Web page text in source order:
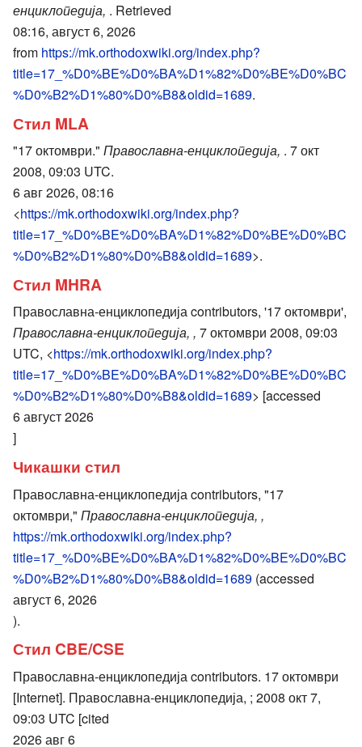
енциклопедија, . Retrieved
08:16, август 6, 2026
from https://mk.orthodoxwiki.org/index.php?
title=17_%D0%BE%D0%BA%D1%82%D0%BE%D0%BC
%D0%B2%D1%80%D0%B8&oldid=1689.
Стил MLA
"17 октомври." Православна-енциклопедија, . 7 окт
2008, 09:03 UTC.
6 авг 2026, 08:16
<https://mk.orthodoxwiki.org/index.php?
title=17_%D0%BE%D0%BA%D1%82%D0%BE%D0%BC
%D0%B2%D1%80%D0%B8&oldid=1689>.
Стил MHRA
Православна-енциклопедија contributors, '17 октомври',
Православна-енциклопедија, , 7 октомври 2008, 09:03
UTC, <https://mk.orthodoxwiki.org/index.php?
title=17_%D0%BE%D0%BA%D1%82%D0%BE%D0%BC
%D0%B2%D1%80%D0%B8&oldid=1689> [accessed
6 август 2026
]
Чикашки стил
Православна-енциклопедија contributors, "17
октомври," Православна-енциклопедија, ,
https://mk.orthodoxwiki.org/index.php?
title=17_%D0%BE%D0%BA%D1%82%D0%BE%D0%BC
%D0%B2%D1%80%D0%B8&oldid=1689 (accessed
август 6, 2026
).
Стил CBE/CSE
Православна-енциклопедија contributors. 17 октомври
[Internet]. Православна-енциклопедија, ; 2008 окт 7,
09:03 UTC [cited
2026 авг 6